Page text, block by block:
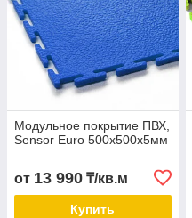
Модульное покрытие ПВХ,
Sensor Euro 500х500х5мм
от 13 990 ₸/кв.м
Купить